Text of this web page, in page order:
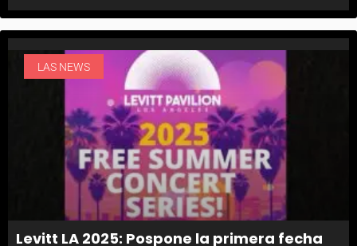
LAS NEWS
Levitt LA 2025: Pospone la primera fecha